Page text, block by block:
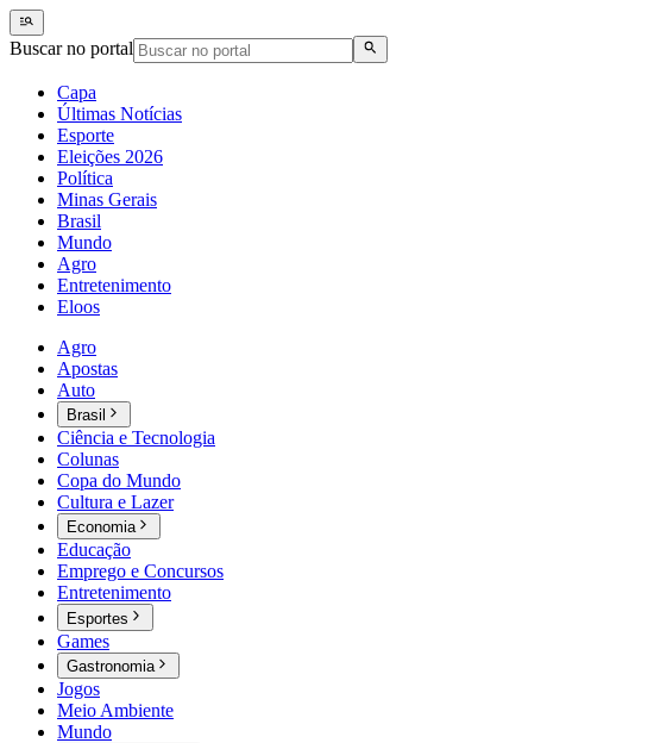
Buscar no portal
Capa
Últimas Notícias
Esporte
Eleições 2026
Política
Minas Gerais
Brasil
Mundo
Agro
Entretenimento
Eloos
Agro
Apostas
Auto
Brasil
Ciência e Tecnologia
Colunas
Copa do Mundo
Cultura e Lazer
Economia
Educação
Emprego e Concursos
Entretenimento
Esportes
Games
Gastronomia
Jogos
Meio Ambiente
Mundo